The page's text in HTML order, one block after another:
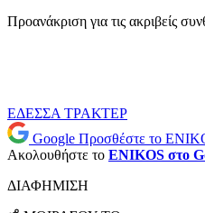
Προανάκριση για τις ακριβείς
ΕΔΕΣΣΑ ΤΡΑΚΤΕΡ
Google Προσθέστε το
Ακολουθήστε το ENIKOS στο
ΔΙΑΦΗΜΙΣΗ